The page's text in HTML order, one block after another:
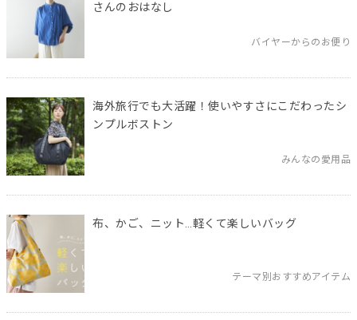
さんのおはなし
バイヤーからのお便り
海外旅行でも大活躍！使いやすさにこだわったシ
ンプルボストン
みんなの愛用品
布、かご、ニット…軽くて楽しいバッグ
テーマ別おすすめアイテム